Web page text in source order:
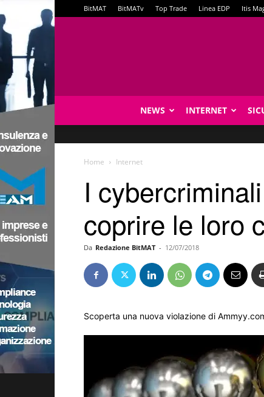
BitMAT BitMATv Top Trade Linea EDP Itis
NEWS INTERNET
Home Internet
I
coprire le loro
Da Redazione BitMAT - 12/07/2018
Scoperta una nuova violazione di